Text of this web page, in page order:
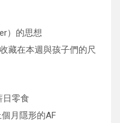
）的思想
藏在本週與孩子們的尺
日零食
個月隱形的AF